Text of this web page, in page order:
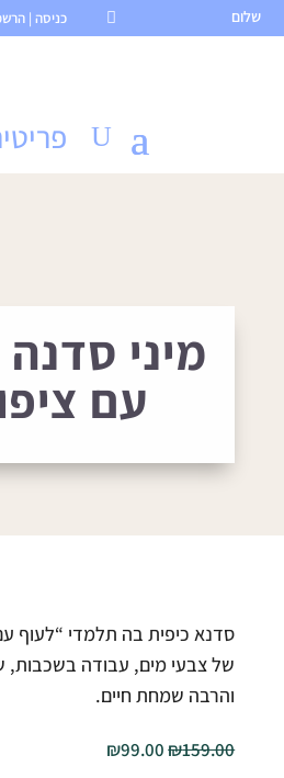
 כניסה | שלום
מיני
עם
סדנא כיפית בה תלמדי “לעוף
של צבעי מים, עבודה בשכבות,
והרבה שמחת חיים.
₪159.00
המחיר₪99.00 המחיר